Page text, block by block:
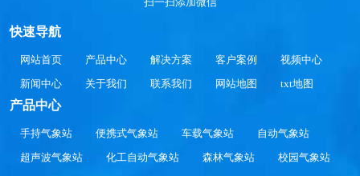
快速导航
网站首页 产品中心 解决方案 客户案例
视频中心
新闻中心
关于我们 联系我们 网站地图 txt地图
产品中心
手持气象站 便携式气象站 车载气象站
自动气象站
超声波气象站
化工自动气象站 森林气象站
校园气象站